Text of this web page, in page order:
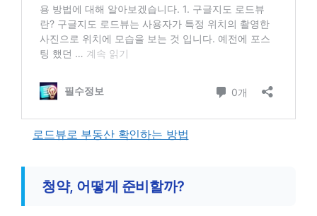
로드뷰로 부동산 확인하는 방법
청약, 어떻게 준비할까?